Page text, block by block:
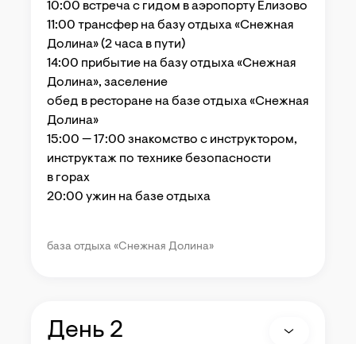
10:00 встреча с гидом в аэропорту Елизово
11:00 трансфер на базу отдыха «Снежная
Долина» (2 часа в пути)
14:00 прибытие на базу отдыха «Снежная
Долина», заселение
обед в ресторане на базе отдыха «Снежная
Долина»
15:00 — 17:00 знакомство с инструктором,
инструктаж по технике безопасности
в горах
20:00 ужин на базе отдыха
база отдыха «Снежная Долина»
День 2